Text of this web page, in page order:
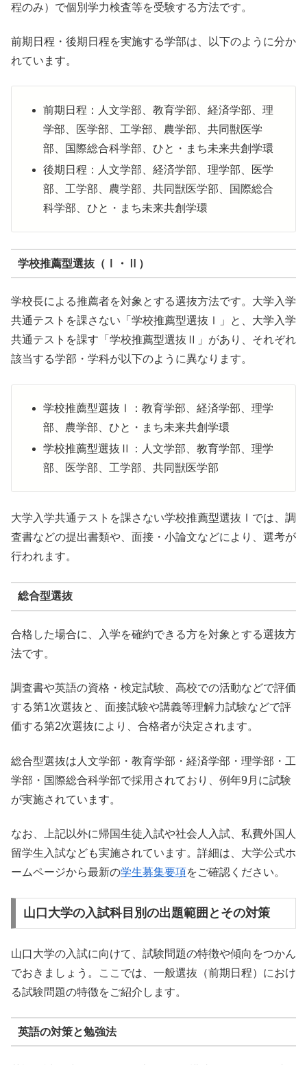
程のみ）で個別学力検査等を受験する方法です。
前期日程・後期日程を実施する学部は、以下のように分か
れています。
前期日程：人文学部、教育学部、経済学部、理
学部、医学部、工学部、農学部、共同獣医学
部、国際総合科学部、ひと・まち未来共創学環
後期日程：人文学部、経済学部、理学部、医学
部、工学部、農学部、共同獣医学部、国際総合
科学部、ひと・まち未来共創学環
学校推薦型選抜（Ⅰ・Ⅱ）
学校長による推薦者を対象とする選抜方法です。大学入学
共通テストを課さない「学校推薦型選抜Ⅰ」と、大学入学
共通テストを課す「学校推薦型選抜Ⅱ」があり、それぞれ
該当する学部・学科が以下のように異なります。
学校推薦型選抜Ⅰ：教育学部、経済学部、理学
部、農学部、ひと・まち未来共創学環
学校推薦型選抜Ⅱ：人文学部、教育学部、理学
部、医学部、工学部、共同獣医学部
大学入学共通テストを課さない学校推薦型選抜Ⅰでは、調
査書などの提出書類や、面接・小論文などにより、選考が
行われます。
総合型選抜
合格した場合に、入学を確約できる方を対象とする選抜方
法です。
調査書や英語の資格・検定試験、高校での活動などで評価
する第1次選抜と、面接試験や講義等理解力試験などで評
価する第2次選抜により、合格者が決定されます。
総合型選抜は人文学部・教育学部・経済学部・理学部・工
学部・国際総合科学部で採用されており、例年9月に試験
が実施されています。
なお、上記以外に帰国生徒入試や社会人入試、私費外国人
留学生入試なども実施されています。詳細は、大学公式ホ
ームページから最新の学生募集要項をご確認ください。
山口大学の入試科目別の出題範囲とその対策
山口大学の入試に向けて、試験問題の特徴や傾向をつかん
でおきましょう。ここでは、一般選抜（前期日程）におけ
る試験問題の特徴をご紹介します。
英語の対策と勉強法